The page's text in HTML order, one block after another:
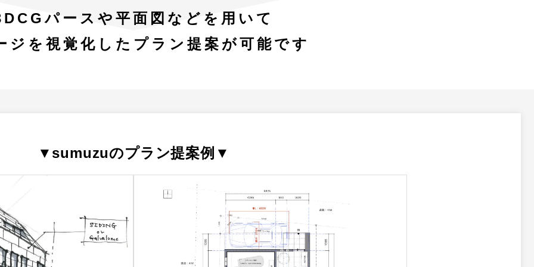
パースや平面図 などを用いて
ジを視覚化 した プラン提案が可能です
▼sumuzuのプラン提案例▼